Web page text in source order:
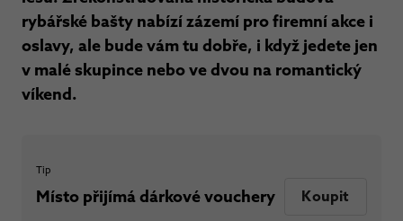
rybářské bašty nabízí zázemí pro firemní akce i
oslavy, ale bude vám tu dobře, i když jedete jen
v malé skupince nebo ve dvou na romantický
víkend.
Tip
Místo přijímá dárkové vouchery Koupit